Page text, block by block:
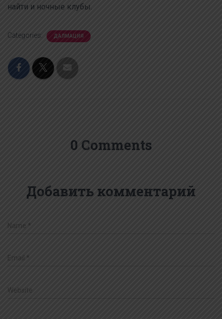
найти и ночные клубы.
Categories: ДАЛМАЦИЯ
0 Comments
Добавить комментарий
Name *
Email *
Website